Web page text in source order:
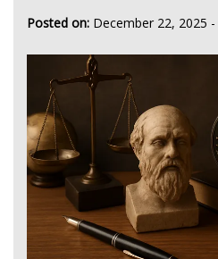
Posted on: December 22, 2025 -